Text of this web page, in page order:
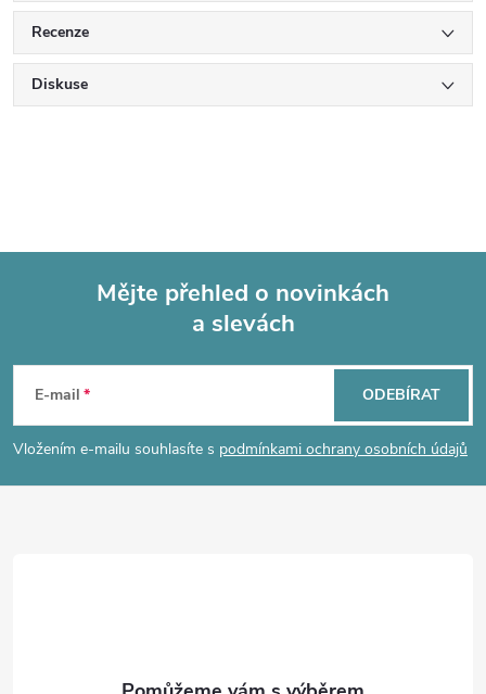
Recenze
Diskuse
p
a
Mějte přehled o novinkách
a slevách
E-mail
Vložením e-mailu souhlasíte s podmínkami ochrany osobních údajů
ODEBÍRAT